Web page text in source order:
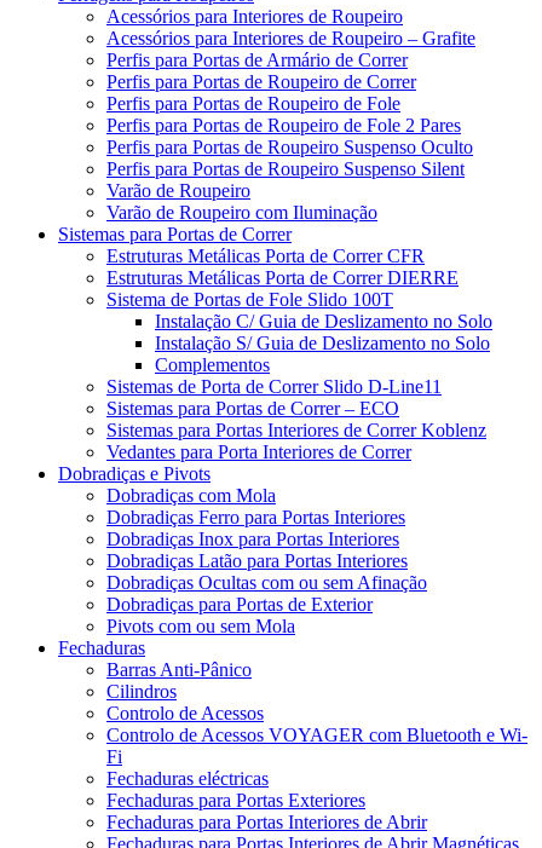
Acessórios para Interiores de Roupeiro
Acessórios para Interiores de Roupeiro – Grafite
Perfis para Portas de Armário de Correr
Perfis para Portas de Roupeiro de Correr
Perfis para Portas de Roupeiro de Fole
Perfis para Portas de Roupeiro de Fole 2 Pares
Perfis para Portas de Roupeiro Suspenso Oculto
Perfis para Portas de Roupeiro Suspenso Silent
Varão de Roupeiro
Varão de Roupeiro com Iluminação
Sistemas para Portas de Correr
Estruturas Metálicas Porta de Correr CFR
Estruturas Metálicas Porta de Correr DIERRE
Sistema de Portas de Fole Slido 100T
Instalação C/ Guia de Deslizamento no Solo
Instalação S/ Guia de Deslizamento no Solo
Complementos
Sistemas de Porta de Correr Slido D-Line11
Sistemas para Portas de Correr – ECO
Sistemas para Portas Interiores de Correr Koblenz
Vedantes para Porta Interiores de Correr
Dobradiças e Pivots
Dobradiças com Mola
Dobradiças Ferro para Portas Interiores
Dobradiças Inox para Portas Interiores
Dobradiças Latão para Portas Interiores
Dobradiças Ocultas com ou sem Afinação
Dobradiças para Portas de Exterior
Pivots com ou sem Mola
Fechaduras
Barras Anti-Pânico
Cilindros
Controlo de Acessos
Controlo de Acessos VOYAGER com Bluetooth e Wi-
Fi
Fechaduras eléctricas
Fechaduras para Portas Exteriores
Fechaduras para Portas Interiores de Abrir